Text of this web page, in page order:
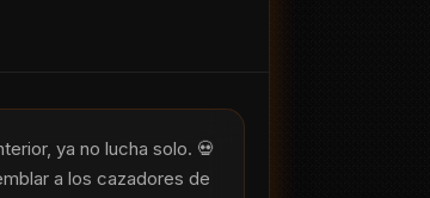
ya no lucha solo. 💀
a los cazadores de